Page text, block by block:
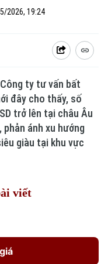
2026, 19:24
ty tư vấn bất
đây cho thấy, số
trở lên tại châu Âu
phản ánh xu hướng
giàu tại khu vực
viết